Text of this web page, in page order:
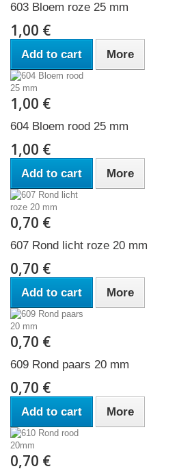
603 Bloem roze 25 mm
1,00 €
Add to cart More
1,00 €
604 Bloem rood 25 mm
1,00 €
Add to cart More
0,70 €
607 Rond licht roze 20 mm
0,70 €
Add to cart More
0,70 €
609 Rond paars 20 mm
0,70 €
Add to cart More
0,70 €